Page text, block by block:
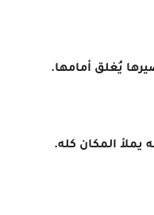
يُغلق أمامها.
يملأ المكان كله.